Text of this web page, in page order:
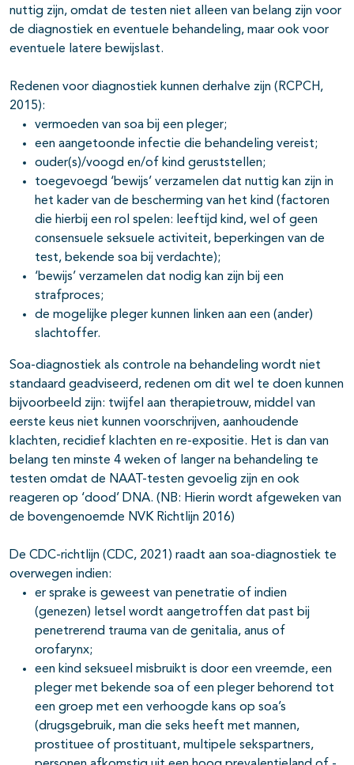
nuttig zijn, omdat de testen niet alleen van belang zijn voor
de diagnostiek en eventuele behandeling, maar ook voor
eventuele latere bewijslast.
Redenen voor diagnostiek kunnen derhalve zijn (RCPCH,
2015):
vermoeden van soa bij een pleger;
een aangetoonde infectie die behandeling vereist;
ouder(s)/voogd en/of kind geruststellen;
toegevoegd ‘bewijs’ verzamelen dat nuttig kan zijn in
het kader van de bescherming van het kind (factoren
die hierbij een rol spelen: leeftijd kind, wel of geen
consensuele seksuele activiteit, beperkingen van de
test, bekende soa bij verdachte);
‘bewijs’ verzamelen dat nodig kan zijn bij een
strafproces;
de mogelijke pleger kunnen linken aan een (ander)
slachtoffer.
Soa-diagnostiek als controle na behandeling wordt niet
standaard geadviseerd, redenen om dit wel te doen kunnen
bijvoorbeeld zijn: twijfel aan therapietrouw, middel van
eerste keus niet kunnen voorschrijven, aanhoudende
klachten, recidief klachten en re-expositie. Het is dan van
belang ten minste 4 weken of langer na behandeling te
testen omdat de NAAT-testen gevoelig zijn en ook
reageren op ‘dood’ DNA. (NB: Hierin wordt afgeweken van
de bovengenoemde NVK Richtlijn 2016)
De CDC-richtlijn (CDC, 2021) raadt aan soa-diagnostiek te
overwegen indien:
er sprake is geweest van penetratie of indien
(genezen) letsel wordt aangetroffen dat past bij
penetrerend trauma van de genitalia, anus of
orofarynx;
een kind seksueel misbruikt is door een vreemde, een
pleger met bekende soa of een pleger behorend tot
een groep met een verhoogde kans op soa’s
(drugsgebruik, man die seks heeft met mannen,
prostituee of prostituant, multipele sekspartners,